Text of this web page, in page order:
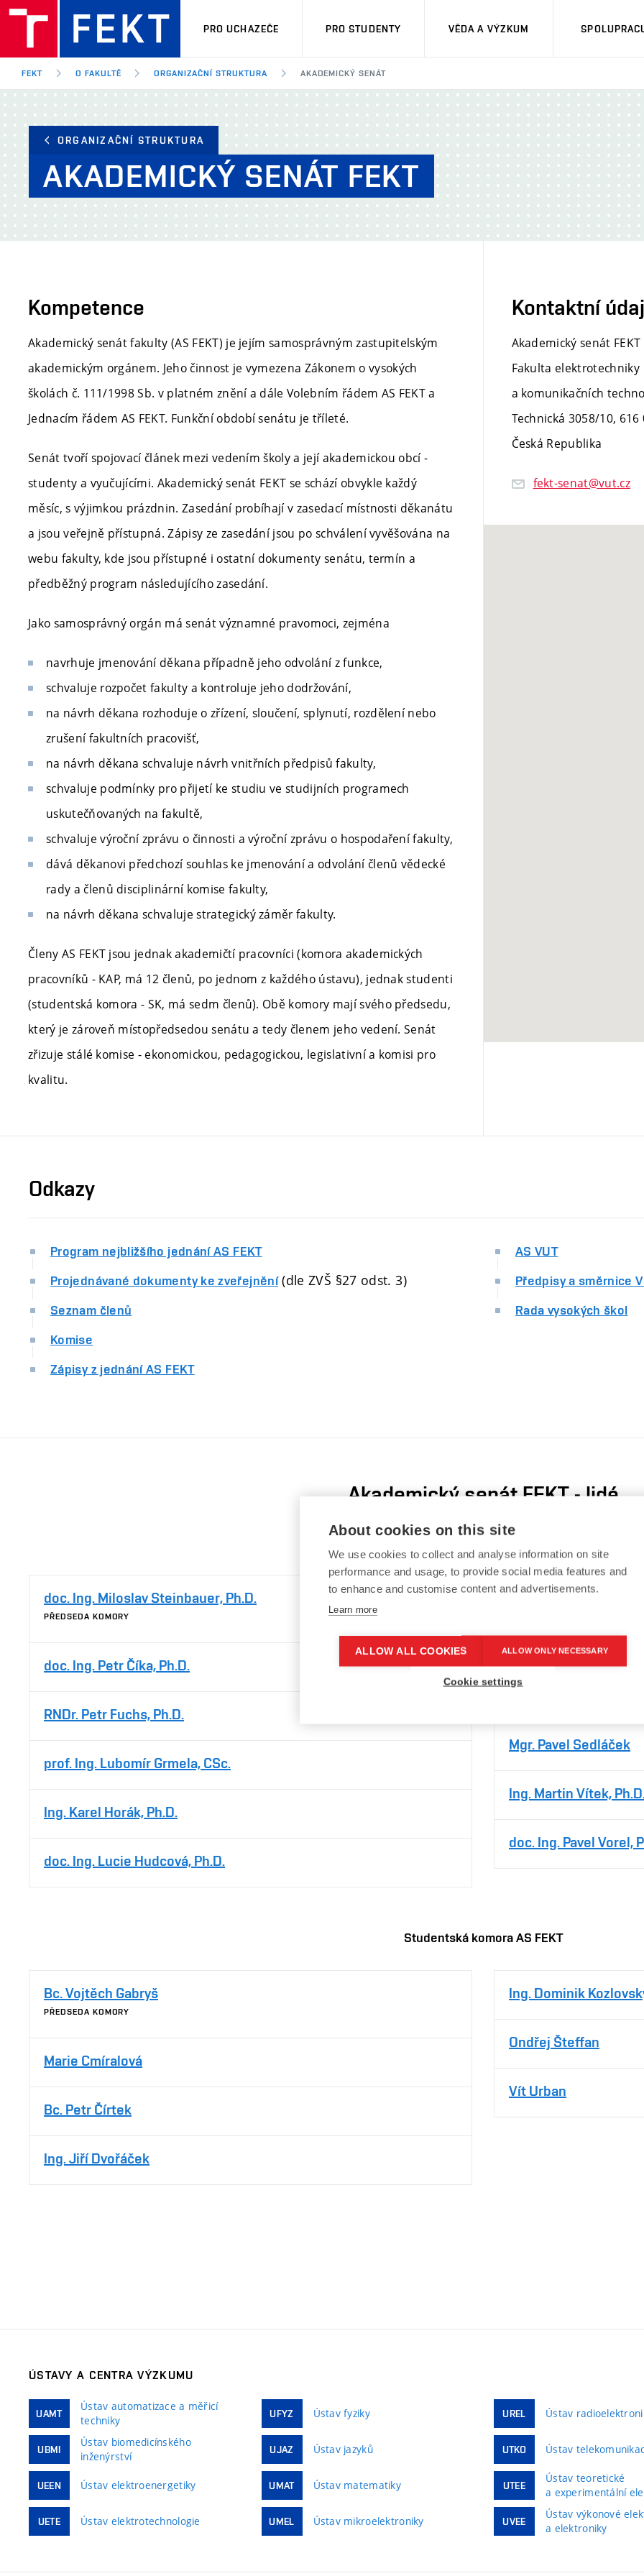
PRO UCHAZEČE PRO STUDENTY VĚDA A VÝZKUM
FEKT O FAKULTĚ ORGANIZAČNÍ STRUKTURA AKADEMICKÝ SENÁT
ORGANIZAČNÍ STRUKTURA
AKADEMICKÝ SENÁT FEKT
Kompetence
Akademický senát fakulty (AS FEKT) je jejím samosprávným zastupitelským
akademickým orgánem. Jeho činnost je vymezena Zákonem o vysokých
školách č. 111/1998 Sb. v platném znění a dále Volebním řádem AS FEKT a
Jednacím řádem AS FEKT. Funkční období senátu je tříleté.
Senát tvoří spojovací článek mezi vedením školy a její akademickou obcí -
studenty a vyučujícími. Akademický senát FEKT se schází obvykle každý
měsíc, s výjimkou prázdnin. Zasedání probíhají v zasedací místnosti děkanátu
a jsou veřejně přístupná. Zápisy ze zasedání jsou po schválení vyvěšována na
webu fakulty, kde jsou přístupné i ostatní dokumenty senátu, termín a
předběžný program následujícího zasedání.
Jako samosprávný orgán má senát významné pravomoci, zejména
navrhuje jmenování děkana případně jeho odvolání z funkce,
schvaluje rozpočet fakulty a kontroluje jeho dodržování,
na návrh děkana rozhoduje o zřízení, sloučení, splynutí, rozdělení nebo
zrušení fakultních pracovišť,
na návrh děkana schvaluje návrh vnitřních předpisů fakulty,
schvaluje podmínky pro přijetí ke studiu ve studijních programech
uskutečňovaných na fakultě,
schvaluje výroční zprávu o činnosti a výroční zprávu o hospodaření fakulty,
dává děkanovi předchozí souhlas ke jmenování a odvolání členů vědecké
rady a členů disciplinární komise fakulty,
na návrh děkana schvaluje strategický záměr fakulty.
Členy AS FEKT jsou jednak akademičtí pracovníci (komora akademických
pracovníků - KAP, má 12 členů, po jednom z každého ústavu), jednak studenti
(studentská komora - SK, má sedm členů). Obě komory mají svého předsedu,
který je zároveň místopředsedou senátu a tedy členem jeho vedení. Senát
zřizuje stálé komise - ekonomickou, pedagogickou, legislativní a komisi pro
kvalitu.
Kontaktní
Akademický senát FEKT
Fakulta elektrotechniky
a komunikačních
Technická 3058/10, 616
Česká Republika
fekt-senat@vut.cz
Odkazy
Program nejbližšího jednání AS FEKT
Projednávané dokumenty ke zveřejnění(dle ZVŠ §27 odst. 3)
Seznam členů
Komise
Zápisy z jednání AS FEKT
AS VUT
Předpisy a směrnice
Rada vysokých škol
Akademický senát FEKT - lidé
doc. Ing. Miloslav Steinbauer, Ph.D.
PŘEDSEDA KOMORY
doc. Ing. Petr Číka, Ph.D.
RNDr. Petr Fuchs, Ph.D.
prof. Ing. Lubomír Grmela, CSc.
Ing. Karel Horák, Ph.D.
doc. Ing. Lucie Hudcová, Ph.D.
Ing. Ladislav Chladil,
Ing. Roman Prokop,
Mgr. Pavel Sedláček
Ing. Martin Vítek,
doc. Ing. Pavel Vorel,
Studentská komora AS FEKT
Bc. Vojtěch Gabryš
PŘEDSEDA KOMORY
Marie Cmíralová
Bc. Petr Čírtek
Ing. Jiří Dvořáček
Ing. Dominik
Ondřej Šteffan
Vít Urban
ÚSTAVY A CENTRA VÝZKUMU
UAMT
Ústav automatizace a měřicí
techniky
UBMI
Ústav biomedicínského
inženýrství
UEEN Ústav elektroenergetiky
UETE Ústav elektrotechnologie
UFYZ Ústav fyziky
UJAZ Ústav jazyků
UMAT Ústav matematiky
UMEL Ústav mikroelektroniky
UREL Ústav
UTKO Ústav
UTEE
Ústav teoretické
a experimentální
UVEE
Ústav výkonové
a elektroniky
About cookies on this site
We use cookies to collect and analyse information on site
performance and usage, to provide social media features and
to enhance and customise content and advertisements.
Learn more
ALLOW ALL COOKIES ALLOW ONLY NECESSARY
Cookie settings